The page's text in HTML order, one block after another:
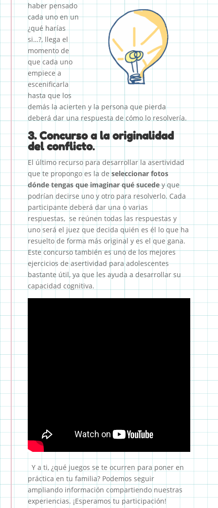
haber pensado
cada uno en un
¿qué harías
si…?, llega el
momento de
que cada uno
empiece a
escenificarla
hasta que los
demás la acierten y la persona que pierda
deberá dar una respuesta de cómo lo resolvería.
3. Concurso a la originalidad
del conflicto.
El último recurso para desarrollar la asertividad
que te propongo es la deseleccionar fotos
dónde tengas que imaginar qué sucedey que
podrían decirse uno y otro para resolverlo. Cada
participante deberá dar una o varias
respuestas, se reúnen todas las respuestas y
uno será el juez que decida quién es él lo que ha
resuelto de forma más original y es el que gana.
Este concurso también es uno de los mejores
ejercicios de asertividad para adolescentes
bastante útil, ya que les ayuda a desarrollar su
capacidad cognitiva.
Y a ti, ¿qué juegos se te ocurren para poner en
práctica en tu familia? Podemos seguir
ampliando información compartiendo nuestras
experiencias. ¡Esperamos tu participación!